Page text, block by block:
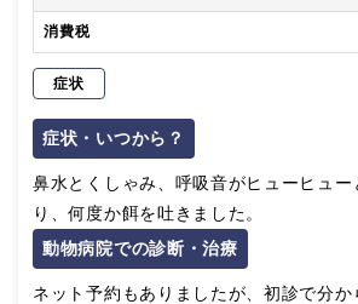
消費税
症状
症状・いつから？
鼻水とくしゃみ、呼吸音がヒューヒュー
り、何度か餌を吐きました。
動物病院での診断・治療
ネット予約もありましたが、初診で分